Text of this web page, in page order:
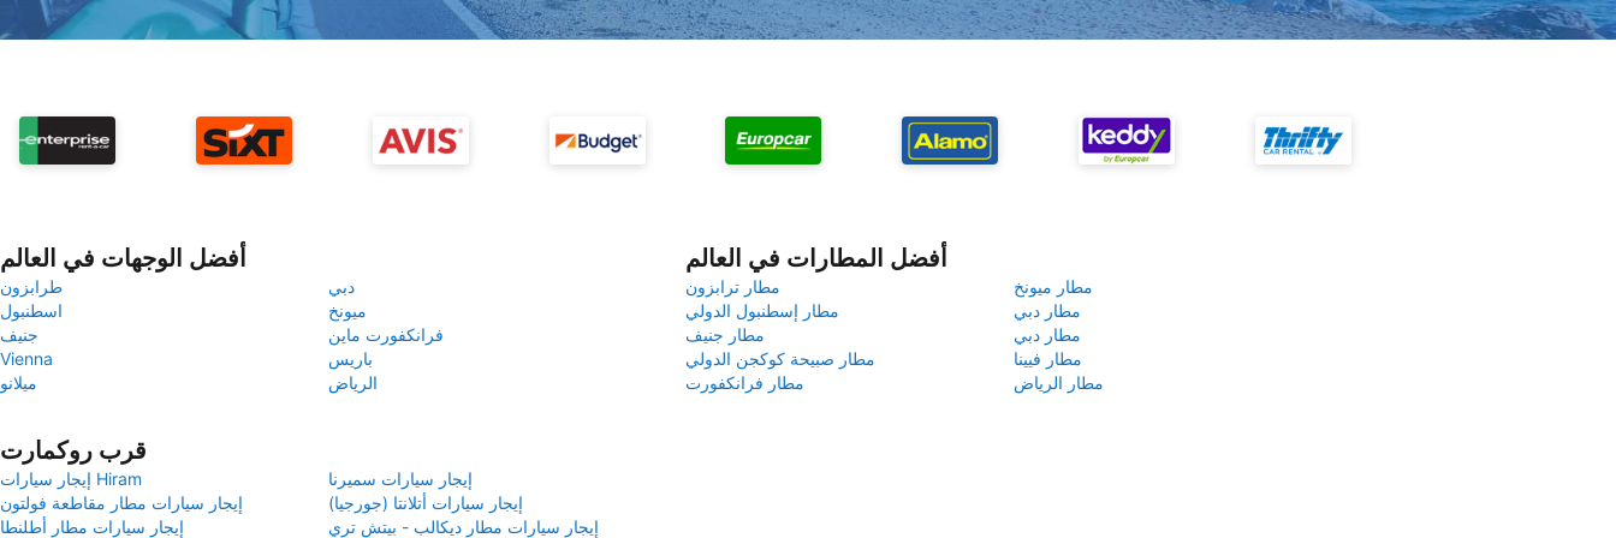
أفضل الوجهات في العالم
طرابزون
دبي
اسطنبول
ميونخ
جنيف
فرانكفورت ماين
Vienna
باريس
ميلانو
الرياض
أفضل المطارات في العالم
مطار ترابزون
مطار ميونخ
مطار إسطنبول الدولي
مطار دبي
مطار جنيف
مطار دبي
مطار صبيحة كوكجن الدولي
مطار فيينا
مطار فرانكفورت
مطار الرياض
قرب روكمارت
إيجار سيارات Hiram
إيجار سيارات سميرنا
إيجار سيارات مطار مقاطعة فولتون
إيجار سيارات أتلانتا (جورجيا)
إيجار سيارات مطار أطلنطا
إيجار سيارات مطار ديكالب - بيتش تري